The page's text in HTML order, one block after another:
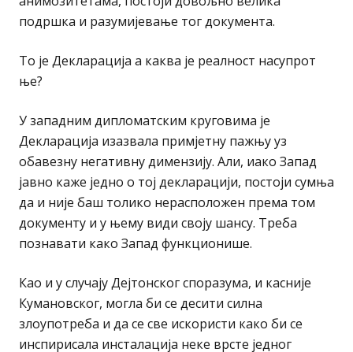
подршка и разумијевање тог документа.
То је Декларација а каква је реалност насупрот
ње?
У западним дипломатским круговима је
Декларација изазвала примјетну пажњу уз
обавезну негативну димензију. Али, иако Запад
јавно каже једно о тој декларацији, постоји сумња
да и није баш толико нерасположен према том
документу и у њему види своју шансу. Треба
познавати како Запад функционише.
Као и у случају Дејтонског споразума, и касније
Кумановског, могла би се десити силна
злоупотреба и да се све искористи како би се
инспирисала инсталација неке врсте једног